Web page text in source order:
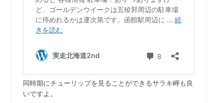
同時期にチューリップを見ることができるサラキ岬も良
いですよ。